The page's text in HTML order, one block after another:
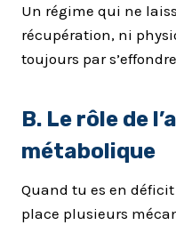
Un régime qui ne
récupération, ni
toujours par
B. Le rôle de
métabolique
Quand tu es en
place plusieurs